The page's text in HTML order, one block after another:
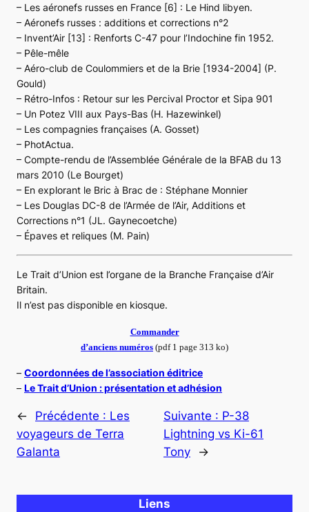
– Les aéronefs russes en France [6] : Le Hind libyen.
– Aéronefs russes : additions et corrections n°2
– Invent’Air [13] : Renforts C-47 pour l’Indochine fin 1952.
– Pêle-mêle
– Aéro-club de Coulommiers et de la Brie [1934-2004] (P.
Gould)
– Rétro-Infos : Retour sur les Percival Proctor et Sipa 901
– Un Potez VIII aux Pays-Bas (H. Hazewinkel)
– Les compagnies françaises (A. Gosset)
– PhotActua.
– Compte-rendu de l’Assemblée Générale de la BFAB du 13
mars 2010 (Le Bourget)
– En explorant le Bric à Brac de : Stéphane Monnier
– Les Douglas DC-8 de l’Armée de l’Air, Additions et
Corrections n°1 (JL. Gaynecoetche)
– Épaves et reliques (M. Pain)
Le Trait d’Union est l’organe de la Branche Française d’Air
Britain.
Il n’est pas disponible en kiosque.
Commander
d’anciens numéros (pdf 1 page 313 ko)
– Coordonnées de l’association éditrice
– Le Trait d’Union : présentation et adhésion
← Précédente : Les
voyageurs de Terra
Galanta
Suivante : P-38
Lightning vs Ki-61
Tony
→
Liens